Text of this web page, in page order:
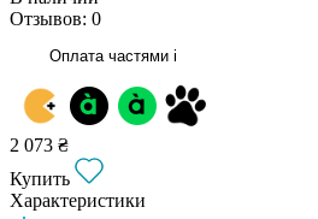
Отзывов: 0
Оплата частями i
2 073 ₴
Купить
Характеристики